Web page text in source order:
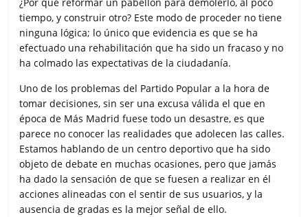
¿Por qué reformar un pabellón para demolerlo, al poco
tiempo, y construir otro? Este modo de proceder no tiene
ninguna lógica; lo único que evidencia es que se ha
efectuado una rehabilitación que ha sido un fracaso y no
ha colmado las expectativas de la ciudadanía.
Uno de los problemas del Partido Popular a la hora de
tomar decisiones, sin ser una excusa válida el que en
época de Más Madrid fuese todo un desastre, es que
parece no conocer las realidades que adolecen las calles.
Estamos hablando de un centro deportivo que ha sido
objeto de debate en muchas ocasiones, pero que jamás
ha dado la sensación de que se fuesen a realizar en él
acciones alineadas con el sentir de sus usuarios, y la
ausencia de gradas es la mejor señal de ello.